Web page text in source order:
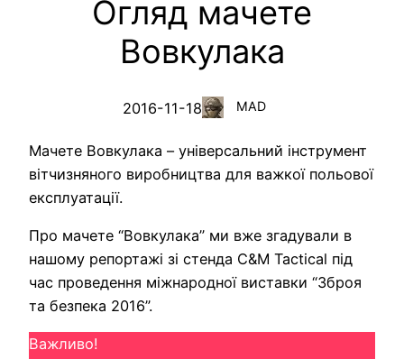
Огляд мачете
Вовкулака
2016-11-18 MAD
Мачете Вовкулака – універсальний інструмент
вітчизняного виробництва для важкої польової
експлуатації.
Про мачете “Вовкулака” ми вже згадували в
нашому репортажі зі стенда C&M Tactical під
час проведення міжнародної виставки “Зброя
та безпека 2016”.
Важливо!